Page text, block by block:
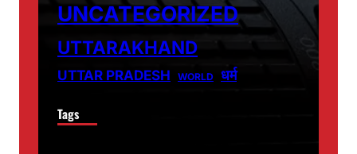
UNCATEGORIZED
UTTARAKHAND
UTTAR PRADESH WORLD धर्म
Tags